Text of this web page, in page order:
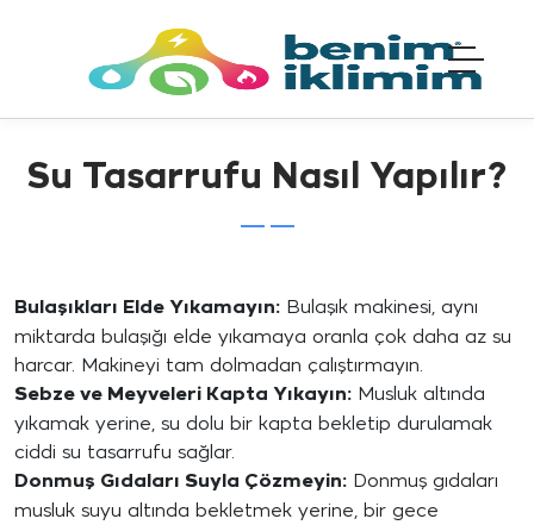
Su Tasarrufu Nasıl Yapılır?
Bulaşıkları Elde Yıkamayın: Bulaşık makinesi, aynı
miktarda bulaşığı elde yıkamaya oranla çok daha az su
harcar. Makineyi tam dolmadan çalıştırmayın.
Sebze ve Meyveleri Kapta Yıkayın: Musluk altında
yıkamak yerine, su dolu bir kapta bekletip durulamak
ciddi su tasarrufu sağlar.
Donmuş Gıdaları Suyla Çözmeyin: Donmuş gıdaları
musluk suyu altında bekletmek yerine, bir gece